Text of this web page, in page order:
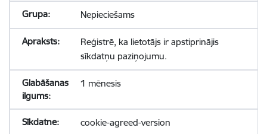
Nepieciešams
Reģistrē, ka lietotājs ir apstiprinājis
sīkdatņu paziņojumu.
1 mēnesis
cookie-agreed-version